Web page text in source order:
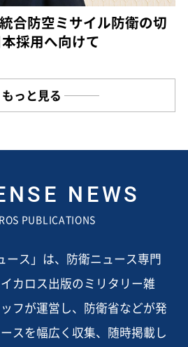
合防空ミサイル防衛の切
採用へ向けて
もっと見る
NEWS
PUBLICATIONS
ース」は、防衛ニュース専門
カロス出版のミリタリー雑
フが運営し、防衛省などが発
スを幅広く収集、随時掲載し